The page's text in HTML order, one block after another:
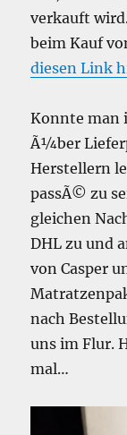
verkauft
beim Kauf
diesen Link
Konnte man
Ã¼ber
Herstellern
passÃ© zu
gleichen
DHL zu und
von Casper
nach
uns im Flur.
mal…